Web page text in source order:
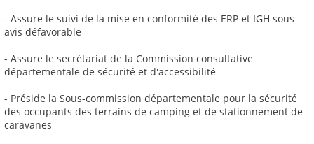
- Assure le suivi de la mise en conformité des ERP et IGH sous
avis défavorable
- Assure le secrétariat de la Commission consultative
départementale de sécurité et d'accessibilité
- Préside la Sous-commission départementale pour la sécurité
des occupants des terrains de camping et de stationnement de
caravanes